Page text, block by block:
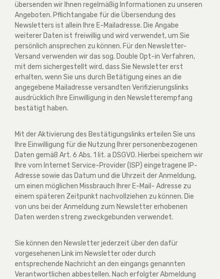
übersenden wir Ihnen regelmäßig Informationen zu unseren
Angeboten. Pflichtangabe für die Übersendung des
Newsletters ist allein Ihre E-Mailadresse. Die Angabe
weiterer Daten ist freiwillig und wird verwendet, um Sie
persönlich ansprechen zu können. Für den Newsletter-
Versand verwenden wir das sog. Double Opt-in Verfahren,
mit dem sichergestellt wird, dass Sie Newsletter erst
erhalten, wenn Sie uns durch Betätigung eines an die
angegebene Mailadresse versandten Verifizierungslinks
ausdrücklich Ihre Einwilligung in den Newsletterempfang
bestätigt haben.
Mit der Aktivierung des Bestätigungslinks erteilen Sie uns
Ihre Einwilligung für die Nutzung Ihrer personenbezogenen
Daten gemäß Art. 6 Abs. 1 lit. a DSGVO. Hierbei speichern wir
Ihre vom Internet Service-Provider (ISP) eingetragene IP-
Adresse sowie das Datum und die Uhrzeit der Anmeldung,
um einen möglichen Missbrauch Ihrer E-Mail- Adresse zu
einem späteren Zeitpunkt nachvollziehen zu können. Die
von uns bei der Anmeldung zum Newsletter erhobenen
Daten werden streng zweckgebunden verwendet.
Sie können den Newsletter jederzeit über den dafür
vorgesehenen Link im Newsletter oder durch
entsprechende Nachricht an den eingangs genannten
Verantwortlichen abbestellen. Nach erfolgter Abmeldung